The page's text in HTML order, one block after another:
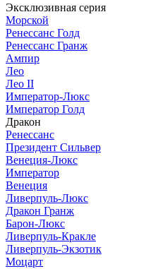
Эксклюзивная серия
Морской
Ренессанс Голд
Ренессанс Гранж
Ампир
Лео
Лео II
Император-Люкс
Император Голд
Дракон
Ренессанс
Президент Сильвер
Венеция-Люкс
Император
Венеция
Ливерпуль-Люкс
Дракон Гранж
Барон-Люкс
Ливерпуль-Кракле
Ливерпуль-Экзотик
Моцарт